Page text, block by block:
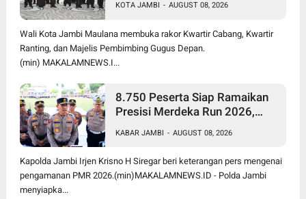
Kemas Faried Targetkan 1.000
Pramuka Garuda
KOTA JAMBI - AUGUST 08, 2026
Wali Kota Jambi Maulana membuka rakor Kwartir Cabang, Kwartir
Ranting, dan Majelis Pembimbing Gugus Depan.
(min) MAKALAMNEWS.I...
8.750 Peserta Siap Ramaikan
Presisi Merdeka Run 2026,
Personel untuk Pengamanan
KABAR JAMBI - AUGUST 08, 2026
Kapolda Jambi Irjen Krisno H Siregar beri keterangan pers mengenai
pengamanan PMR 2026.(min)MAKALAMNEWS.ID - Polda Jambi
menyiapka...